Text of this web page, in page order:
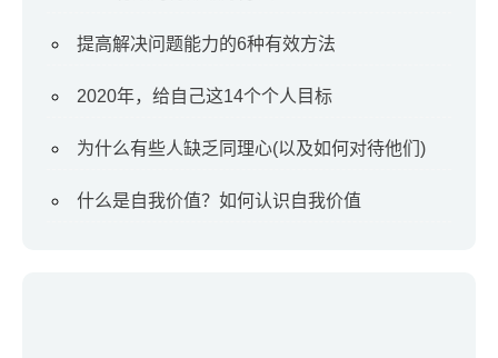
提高解决问题能力的6种有效方法
2020年，给自己这14个个人目标
为什么有些人缺乏同理心(以及如何对待他们)
什么是自我价值？如何认识自我价值